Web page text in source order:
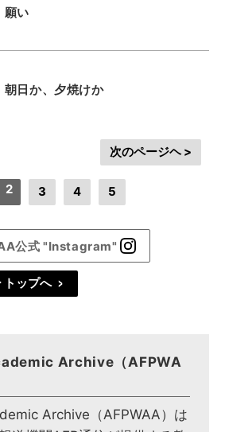
願い
朝日か、夕焼けか
2 3 4 5
次のページヘ >
公式 "Instagram"
トップへ >
Archive（AFPWA
Archive（AFPWAA）は